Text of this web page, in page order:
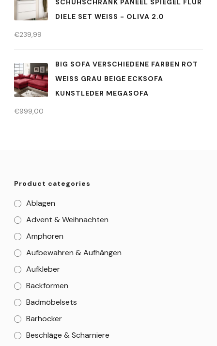
SCHUHSCHRANK PANEEL SPIEGEL FLUR
DIELE SET WEISS - OLIVA 2.0
€239,99
BIG SOFA VERSCHIEDENE FARBEN ROT
WEISS GRAU BEIGE ECKSOFA
KUNSTLEDER MEGASOFA
€999,00
Product categories
Ablagen
Advent & Weihnachten
Amphoren
Aufbewahren & Aufhängen
Aufkleber
Backformen
Badmöbelsets
Barhocker
Beschläge & Scharniere